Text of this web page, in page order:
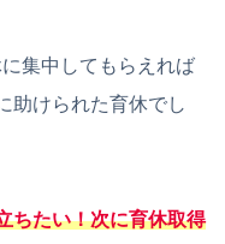
集中してもらえれば
助けられた育休でし
ちたい！次に育休取得